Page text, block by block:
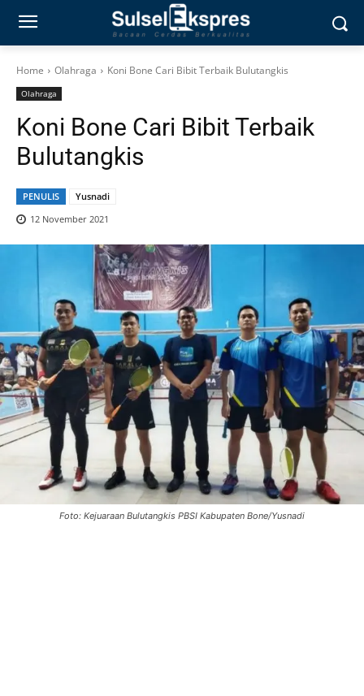
Home Olahraga Koni Bone Cari Bibit Terbaik Bulutangkis
Olahraga
Koni Bone Cari Bibit Terbaik
Bulutangkis
PENULIS
Yusnadi
12 November 2021
Foto: Kejuaraan Bulutangkis PBSI Kabupaten Bone/Yusnadi